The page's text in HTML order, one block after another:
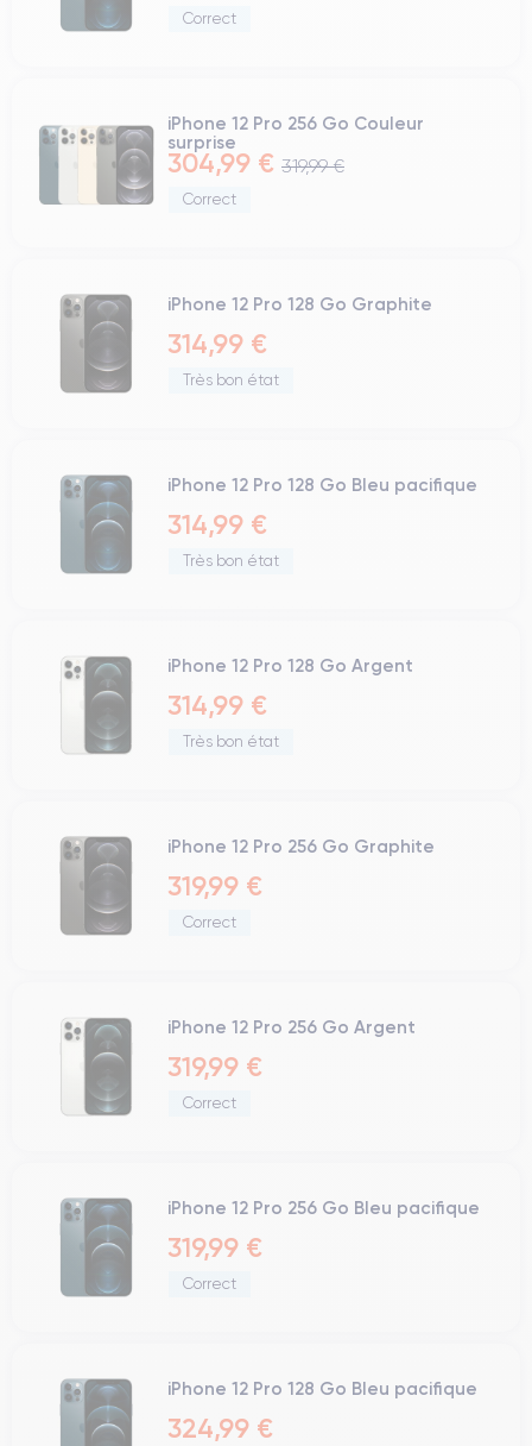
Correct
iPhone 12 Pro 256 Go Couleur
surprise
304,99 € 319,99 €
Correct
iPhone 12 Pro 128 Go Graphite
314,99 €
Très bon état
iPhone 12 Pro 128 Go Bleu pacifique
314,99 €
Très bon état
iPhone 12 Pro 128 Go Argent
314,99 €
Très bon état
iPhone 12 Pro 256 Go Graphite
319,99 €
Correct
iPhone 12 Pro 256 Go Argent
319,99 €
Correct
iPhone 12 Pro 256 Go Bleu pacifique
319,99 €
Correct
iPhone 12 Pro 128 Go Bleu pacifique
324,99 €